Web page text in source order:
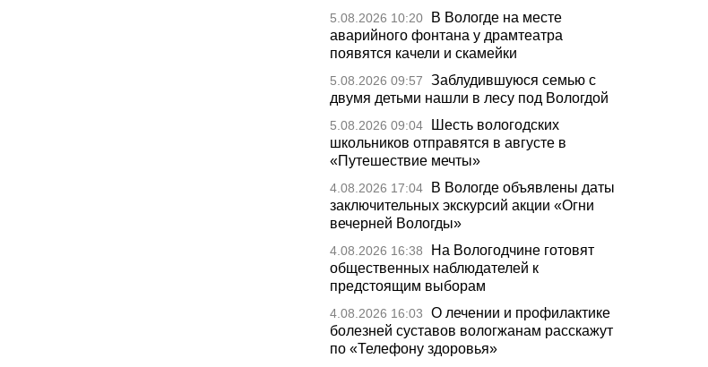
5.08.2026 10:20
В Вологде на месте
аварийного фонтана у драмтеатра
появятся качели и скамейки
5.08.2026 09:57
Заблудившуюся семью с
двумя детьми нашли в лесу под Вологдой
5.08.2026 09:04
Шесть вологодских
школьников отправятся в августе в
«Путешествие мечты»
4.08.2026 17:04
В Вологде объявлены даты
заключительных экскурсий акции «Огни
вечерней Вологды»
4.08.2026 16:38
На Вологодчине готовят
общественных наблюдателей к
предстоящим выборам
4.08.2026 16:03
О лечении и профилактике
болезней суставов вологжанам расскажут
по «Телефону здоровья»